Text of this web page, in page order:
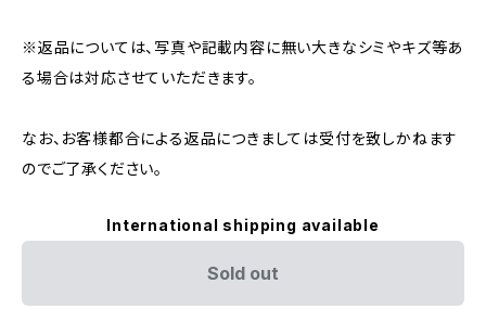
※返品については、写真や記載内容に無い大きなシミやキズ等あ
る場合は対応させていただきます。
なお、お客様都合による返品につきましては受付を致しかねます
のでご了承ください。
International shipping available
Sold out